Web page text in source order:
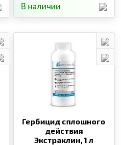
В наличии
Гербицид сплошного
действия
Экстраклин,1 л